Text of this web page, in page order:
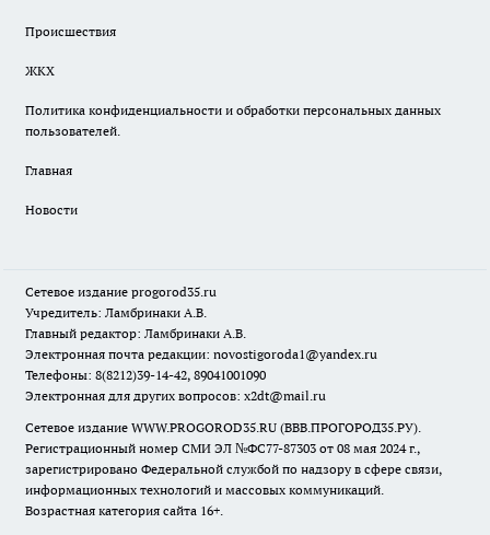
Происшествия
ЖКХ
Политика конфиденциальности и обработки персональных данных
пользователей.
Главная
Новости
Сетевое издание progorod35.ru
Учредитель: Ламбринаки А.В.
Главный редактор: Ламбринаки А.В.
Электронная почта редакции: novostigoroda1@yandex.ru
Телефоны: 8(8212)39-14-42, 89041001090
Электронная для других вопросов: x2dt@mail.ru
Сетевое издание WWW.PROGOROD35.RU (ВВВ.ПРОГОРОД35.РУ).
Регистрационный номер СМИ ЭЛ №ФС77-87303 от 08 мая 2024 г.,
зарегистрировано Федеральной службой по надзору в сфере связи,
информационных технологий и массовых коммуникаций.
Возрастная категория сайта 16+.